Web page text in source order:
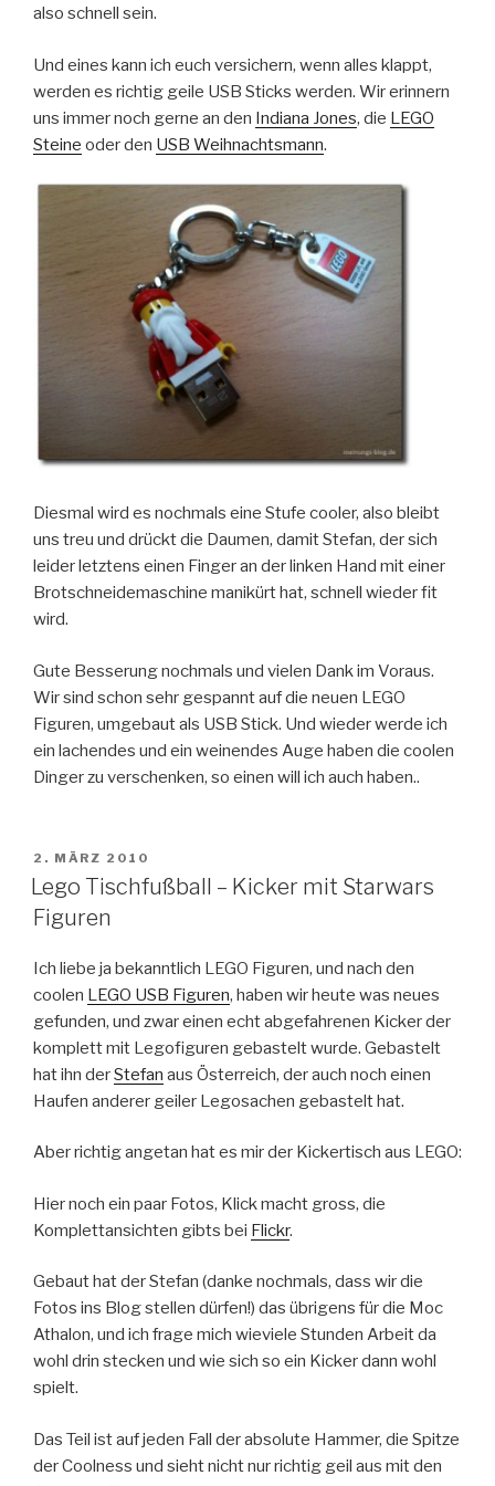
also schnell sein.
Und eines kann ich euch versichern, wenn alles klappt,
werden es richtig geile USB Sticks werden. Wir erinnern
uns immer noch gerne an den Indiana Jones, die LEGO
Steine oder den USB Weihnachtsmann.
Diesmal wird es nochmals eine Stufe cooler, also bleibt
uns treu und drückt die Daumen, damit Stefan, der sich
leider letztens einen Finger an der linken Hand mit einer
Brotschneidemaschine manikürt hat, schnell wieder fit
wird.
Gute Besserung nochmals und vielen Dank im Voraus.
Wir sind schon sehr gespannt auf die neuen LEGO
Figuren, umgebaut als USB Stick. Und wieder werde ich
ein lachendes und ein weinendes Auge haben die coolen
Dinger zu verschenken, so einen will ich auch haben..
VERÖFFENTLICHT
AM
2. MÄRZ 2010
Lego Tischfußball – Kicker mit Starwars
Figuren
Ich liebe ja bekanntlich LEGO Figuren, und nach den
coolen LEGO USB Figuren, haben wir heute was neues
gefunden, und zwar einen echt abgefahrenen Kicker der
komplett mit Legofiguren gebastelt wurde. Gebastelt
hat ihn derStefan aus Österreich, der auch noch einen
Haufen anderer geiler Legosachen gebastelt hat.
Aber richtig angetan hat es mir der Kickertisch aus LEGO:
Hier noch ein paar Fotos, Klick macht gross, die
Komplettansichten gibts bei Flickr.
Gebaut hat der Stefan (danke nochmals, dass wir die
Fotos ins Blog stellen dürfen!) das übrigens für die Moc
Athalon, und ich frage mich wieviele Stunden Arbeit da
wohl drin stecken und wie sich so ein Kicker dann wohl
spielt.
Das Teil ist auf jeden Fall der absolute Hammer, die Spitze
der Coolness und sieht nicht nur richtig geil aus mit den